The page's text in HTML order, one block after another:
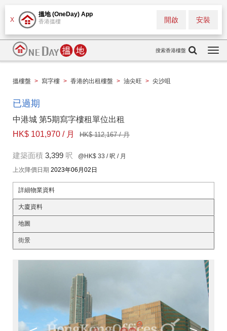
X
搵地 (OneDay) App
香港搵樓 安裝
開啟
搜索香港樓盤
搵樓盤 > 寫字樓 > 香港的出租樓盤 > 油尖旺 > 尖沙咀
已過期
中港城 第5期寫字樓租單位出租
HK$ 101,970 / 月
HK$ 112,167 / 月
建築面積 3,399 呎 @HK$ 33 / 呎 / 月
上次降價日期 2023年06月02日
詳細物業資料
大廈資料
地圖
街景